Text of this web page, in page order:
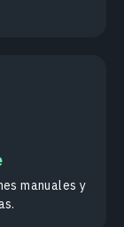
manuales y